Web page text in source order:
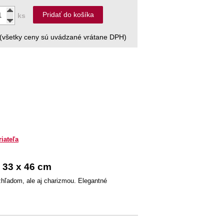
ks Pridať do košíka
ceny sú uvádzané vrátane DPH)
x 46 cm
ale aj charizmou. Elegantné